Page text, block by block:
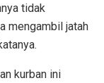
tidak
mengambil jatah
kurban ini